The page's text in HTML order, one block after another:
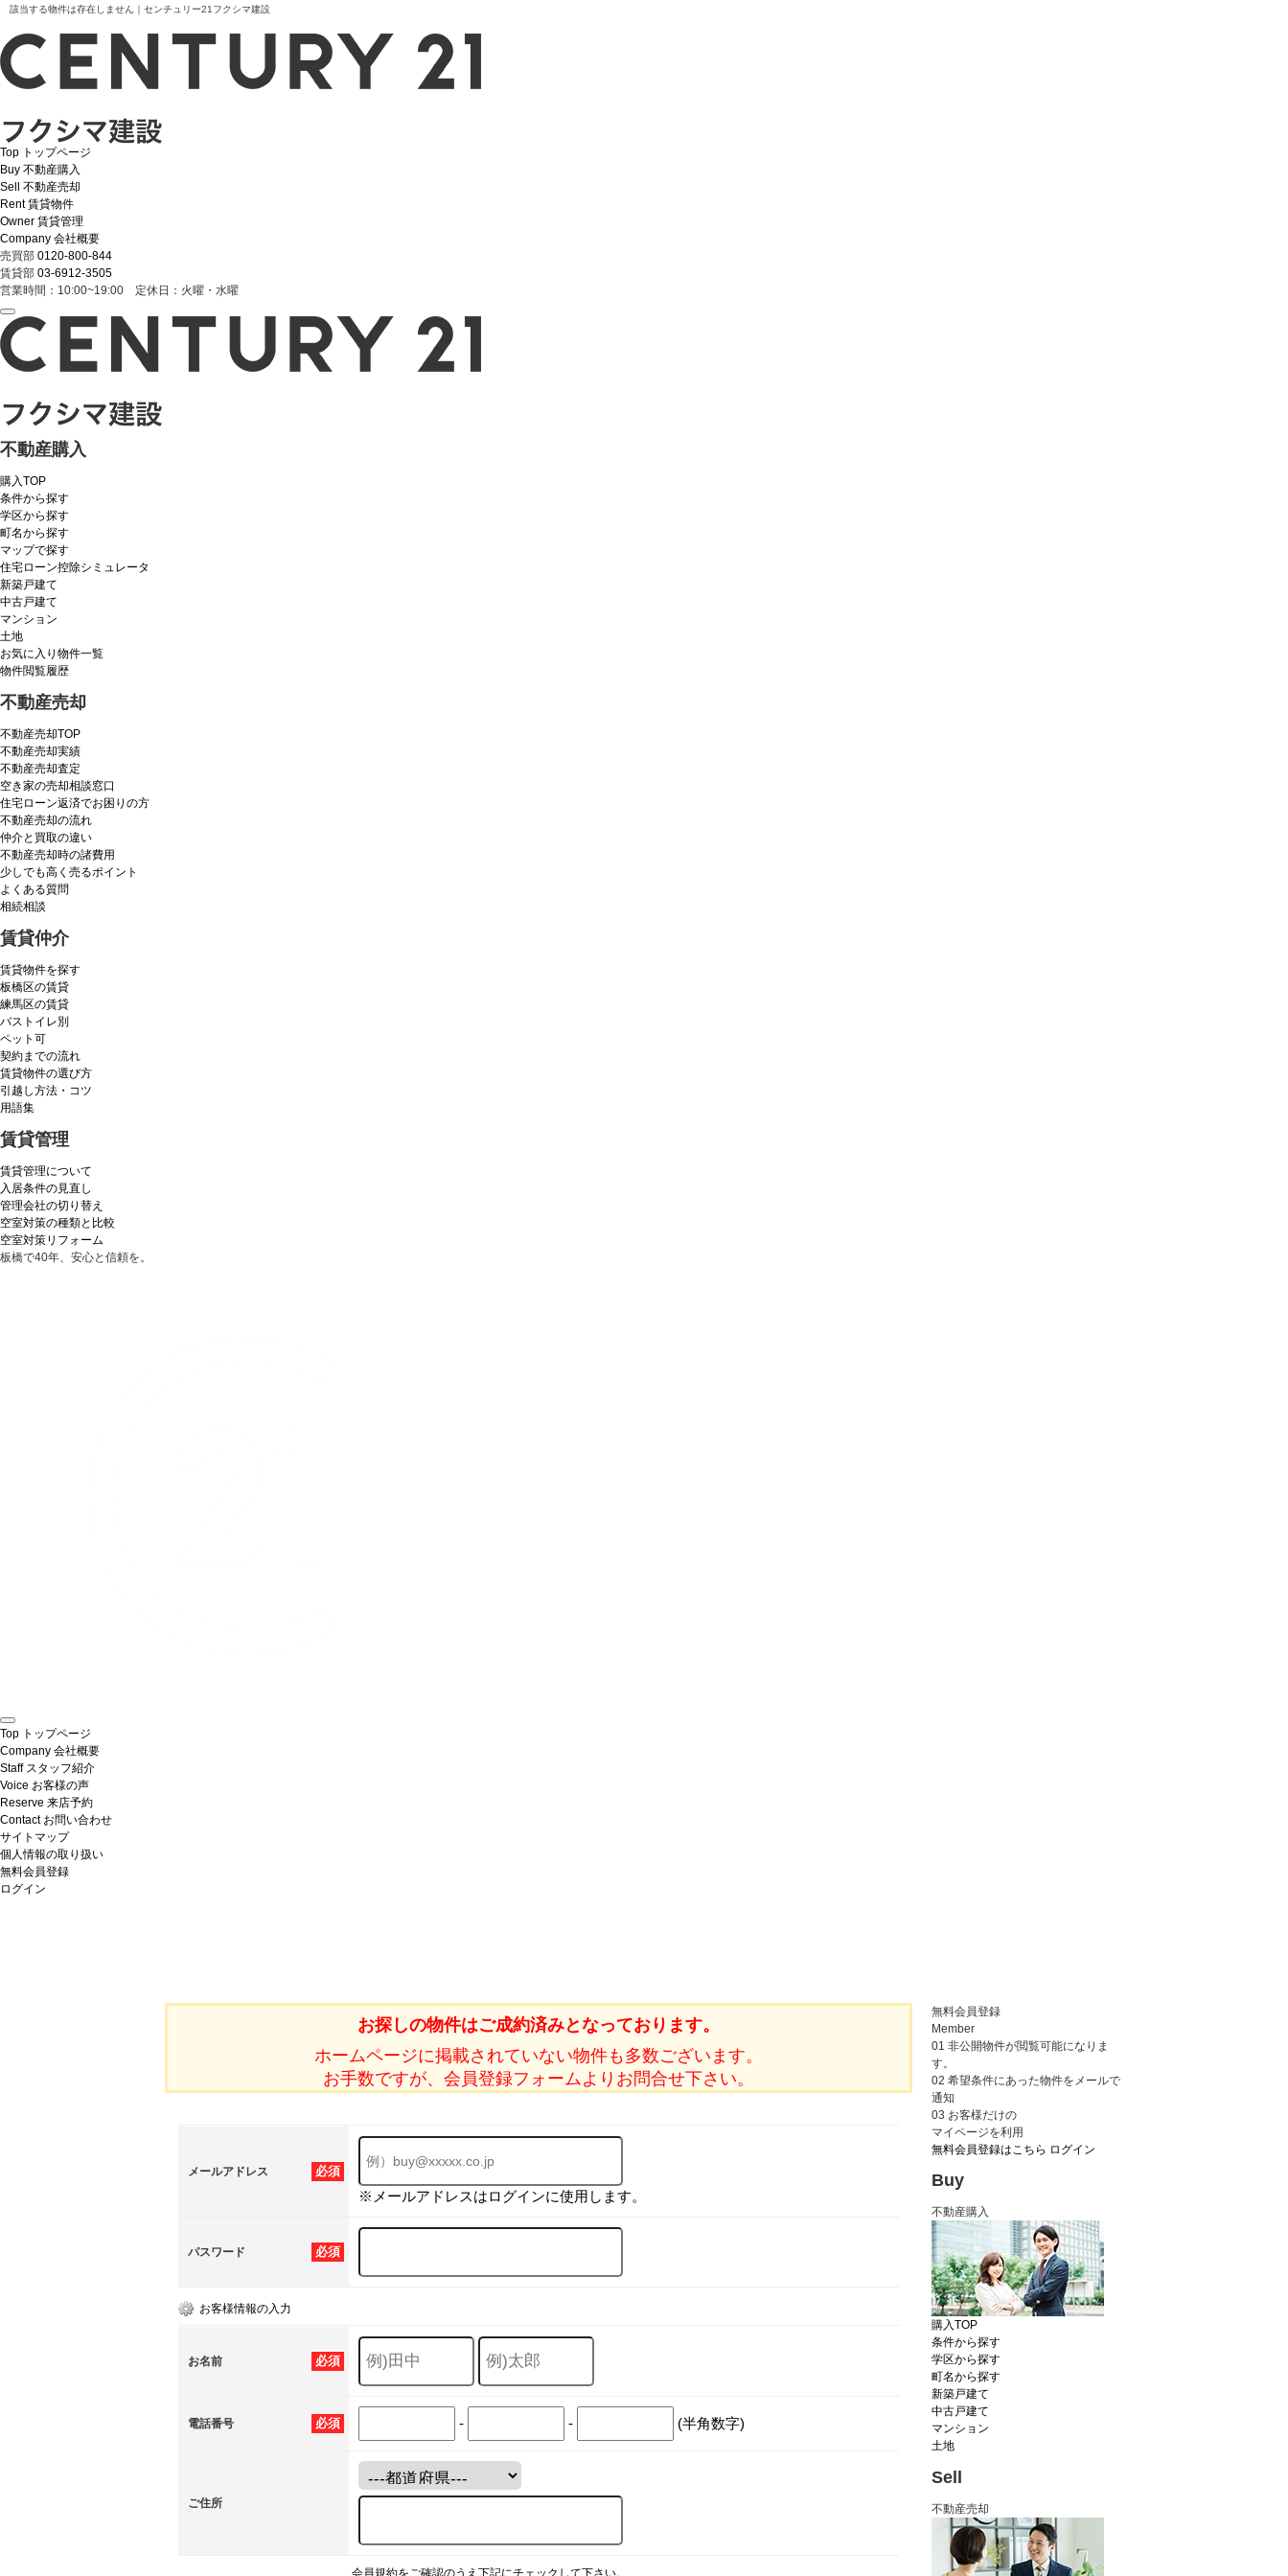
該当する物件は存在しません｜センチュリー21フクシマ建設
Top トップページ
Buy 不動産購入
Sell
不動産売却
Rent 賃貸物件
Owner 賃貸管理
Company 会社概要
売買部 0120-800-844
賃貸部 03-6912-3505
営業時間：10:00~19:00 定休日：火曜・水曜
不動産購入
購入TOP
条件から探す
学区から探す
町名から探す
マップで探す
住宅ローン控除シミュレータ
新築戸建て
中古戸建て
マンション
土地
お気に入り物件一覧
物件閲覧履歴
不動産売却
不動産売却TOP
不動産売却実績
不動産売却査定
空き家の売却相談窓口
住宅ローン返済でお困りの方
不動産売却の流れ
仲介と買取の違い
不動産売却時の諸費用
少しでも高く売るポイント
よくある質問
相続相談
賃貸仲介
賃貸物件を探す
板橋区の賃貸
練馬区の賃貸
バストイレ別
ペット可
契約までの流れ
賃貸物件の選び方
引越し方法・コツ
用語集
賃貸管理
賃貸管理について
入居条件の見直し
管理会社の切り替え
空室対策の種類と比較
空室対策リフォーム
板橋で40年、安心と信頼を。
Top トップページ
Company 会社概要
Staff スタッフ紹介
Voice お客様の声
Reserve 来店予約
Contact お問い合わせ
サイトマップ
個人情報の取り扱い
無料会員登録
ログイン
お探しの物件はご成約済みとなっております。
ホームページに掲載されていない物件も多数ございます。
お手数ですが、会員登録フォームよりお問合せ下さい。
必須
メールアドレス
※メールアドレスはログインに使用します。
必須
パスワード
お客様情報の入力
必須
お名前
必須
電話番号 - - (半角数字)
ご住所
会員規約をご確認のうえ下記にチェックして下さい。
無料会員登録
Member
01 非公開物件が閲覧可能になりま
す。
02 希望条件にあった物件をメールで
通知
03 お客様だけの
マイページを利用
無料会員登録はこちら ログイン
Buy
不動産購入
購入TOP
条件から探す
学区から探す
町名から探す
新築戸建て
中古戸建て
マンション
土地
Sell
不動産売却